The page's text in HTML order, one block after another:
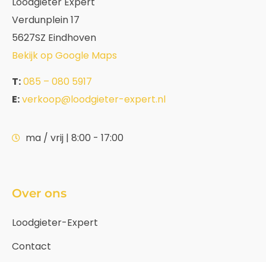
Verdunplein 17
5627SZ Eindhoven
Bekijk op Google Maps
T:085 – 080 5917
E:verkoop@loodgieter-expert.nl
ma / vrij | 8:00 - 17:00
Over ons
Loodgieter-Expert
Contact